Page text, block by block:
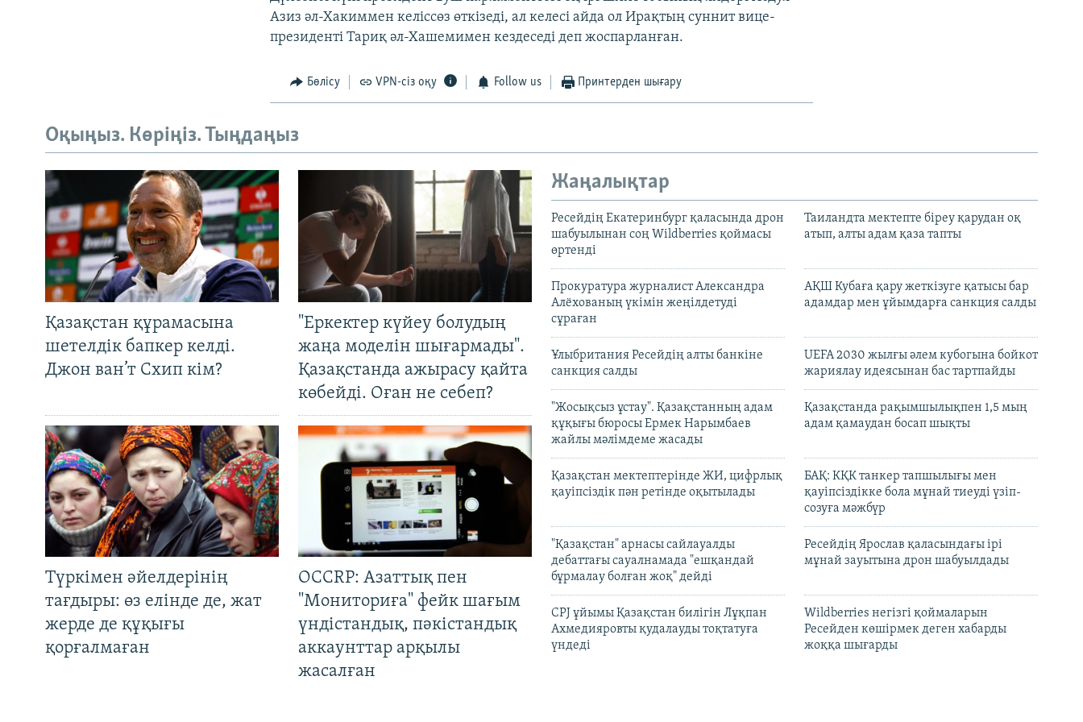
Азиз әл-Хакиммен келіссөз өткізеді, ал келесі айда ол Ирақтың суннит вице-
президенті Тариқ әл-Хашемимен кездеседі деп жоспарланған.
Бөлісу VPN-сіз оқу Follow us Принтерден шығару
Оқыңыз. Көріңіз. Тыңдаңыз
Қазақстан құрамасына
шетелдік бапкер келді.
Джон ван’т Схип кім?
"Еркектер күйеу болудың
жаңа моделін шығармады".
Қазақстанда ажырасу қайта
көбейді. Оған не себеп?
Түркімен әйелдерінің
тағдыры: өз елінде де, жат
жерде де құқығы
қорғалмаған
OCCRP: Азаттық пен
"Мониториға" фейк шағым
үндістандық, пәкістандық
аккаунттар арқылы
жасалған
Жаңалықтар
Ресейдің Екатеринбург қаласында дрон
шабуылынан соң Wildberries қоймасы
өртенді
Таиландта мектепте біреу қарудан оқ
атып, алты адам қаза тапты
Прокуратура журналист Александра
Алёхованың үкімін жеңілдетуді
сұраған
АҚШ Кубаға қару жеткізуге қатысы бар
адамдар мен ұйымдарға санкция салды
Ұлыбритания Ресейдің алты банкіне
санкция салды
UEFA 2030 жылғы әлем кубогына бойкот
жариялау идеясынан бас тартпайды
"Жосықсыз ұстау". Қазақстанның адам
құқығы бюросы Ермек Нарымбаев
жайлы мәлімдеме жасады
Қазақстанда рақымшылықпен 1,5 мың
адам қамаудан босап шықты
Қазақстан мектептерінде ЖИ, цифрлық
қауіпсіздік пән ретінде оқытылады
БАҚ: КҚК танкер тапшылығы мен
қауіпсіздікке бола мұнай тиеуді үзіп-
созуға мәжбүр
"Қазақстан" арнасы сайлауалды
дебаттағы сауалнамада "ешқандай
бұрмалау болған жоқ" дейді
Ресейдің Ярослав қаласындағы ірі
мұнай зауытына дрон шабуылдады
CPJ ұйымы Қазақстан билігін Лұқпан
Ахмедияровты қудалауды тоқтатуға
үндеді
Wildberries негізгі қоймаларын
Ресейден көшірмек деген хабарды
жоққа шығарды